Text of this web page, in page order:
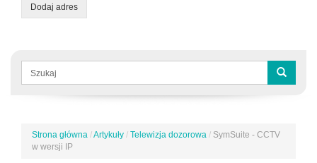
Dodaj adres
Formularz
wyszukiwania
Jesteś
tutaj
Strona główna /Artykuły / Telewizja dozorowa / SymSuite - CCTV
w wersji IP